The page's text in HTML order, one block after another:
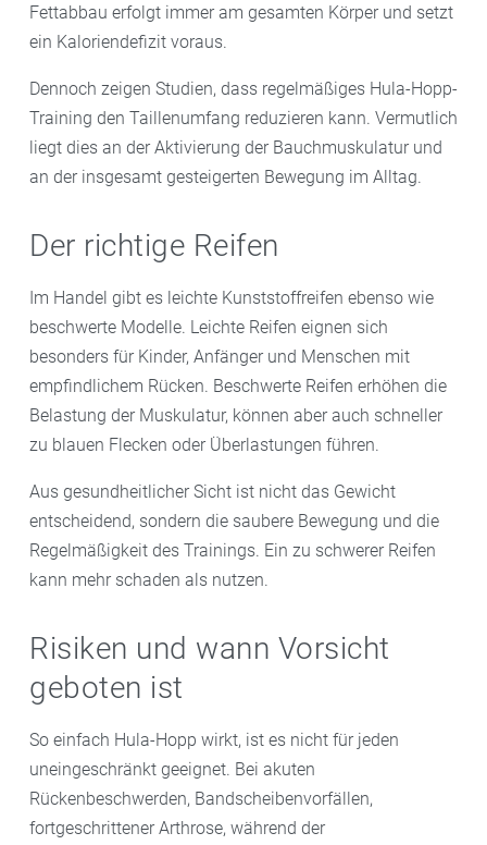
Fettabbau erfolgt immer am gesamten Körper und setzt
ein Kaloriendefizit voraus.
Dennoch zeigen Studien, dass regelmäßiges Hula-Hopp-
Training den Taillenumfang reduzieren kann. Vermutlich
liegt dies an der Aktivierung der Bauchmuskulatur und
an der insgesamt gesteigerten Bewegung im Alltag.
Der richtige Reifen
Im Handel gibt es leichte Kunststoffreifen ebenso wie
beschwerte Modelle. Leichte Reifen eignen sich
besonders für Kinder, Anfänger und Menschen mit
empfindlichem Rücken. Beschwerte Reifen erhöhen die
Belastung der Muskulatur, können aber auch schneller
zu blauen Flecken oder Überlastungen führen.
Aus gesundheitlicher Sicht ist nicht das Gewicht
entscheidend, sondern die saubere Bewegung und die
Regelmäßigkeit des Trainings. Ein zu schwerer Reifen
kann mehr schaden als nutzen.
Risiken und wann Vorsicht
geboten ist
So einfach Hula-Hopp wirkt, ist es nicht für jeden
uneingeschränkt geeignet. Bei akuten
Rückenbeschwerden, Bandscheibenvorfällen,
fortgeschrittener Arthrose, während der